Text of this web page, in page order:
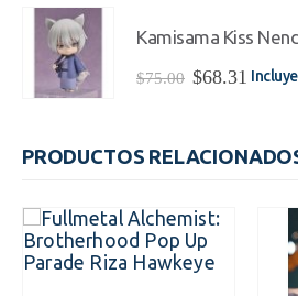
era:
es:
Kamisama Kiss
$75.00 El
$75.00.
$68.31 El
PRODUCTOS